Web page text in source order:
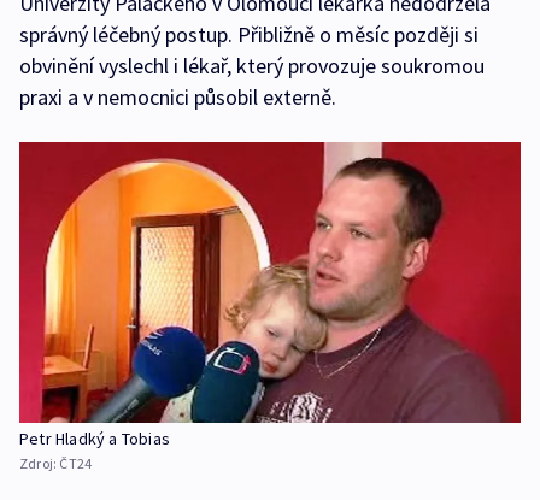
správný léčebný postup. Přibližně o měsíc později si
obvinění vyslechl i lékař, který provozuje soukromou
praxi a v nemocnici působil externě.
Petr Hladký a Tobias
Zdroj: ČT24